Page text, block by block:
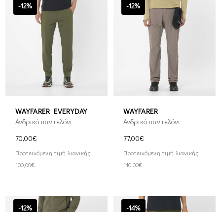
-12%
WAYFARER EVERYDAY
Ανδρικό παντελόνι
70,00€
Προτεινόμενη τιμή λιανικής:
100,00€
-12%
WAYFARER
Ανδρικό παντελόνι
77,00€
Προτεινόμενη τιμή λιανικής:
110,00€
-12% -14%